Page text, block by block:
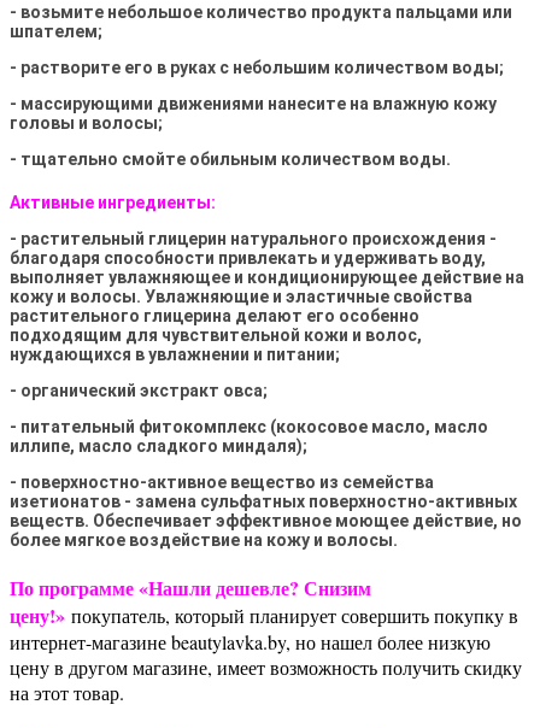
- возьмите небольшое количество продукта пальцами или
шпателем;
- растворите его в руках с небольшим количеством воды;
- массирующими движениями нанесите на влажную кожу
головы и волосы;
- тщательно смойте обильным количеством воды.
Активные ингредиенты:
- растительный глицерин натурального происхождения -
благодаря способности привлекать и удерживать воду,
выполняет увлажняющее и кондиционирующее действие на
кожу и волосы. Увлажняющие и эластичные свойства
растительного глицерина делают его особенно
подходящим для чувствительной кожи и волос,
нуждающихся в увлажнении и питании;
- органический экстракт овса;
- питательный фитокомплекс (кокосовое масло, масло
иллипе, масло сладкого миндаля);
- поверхностно-активное вещество из семейства
изетионатов - замена сульфатных поверхностно-активных
веществ. Обеспечивает эффективное моющее действие, но
более мягкое воздействие на кожу и волосы.
По программе «Нашли дешевле? Снизим
цену!» покупатель, который планирует совершить покупку в
интернет-магазине beautylavka.by, но нашел более низкую
цену в другом магазине, имеет возможность получить скидку
на этот товар.